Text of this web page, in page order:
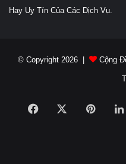
Hay Uy Tín Của Các Dịch Vụ.
© Copyright 2026 | Cộng
Facebook